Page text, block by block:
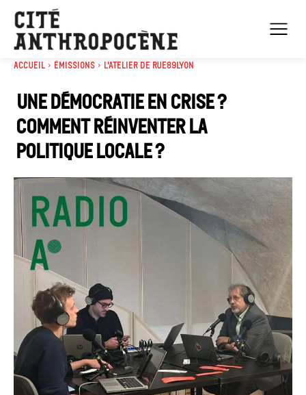
Accueil Émissions L'atelier de Rue89Lyon
Une démocratie en crise ?
Comment réinventer la
politique locale ?